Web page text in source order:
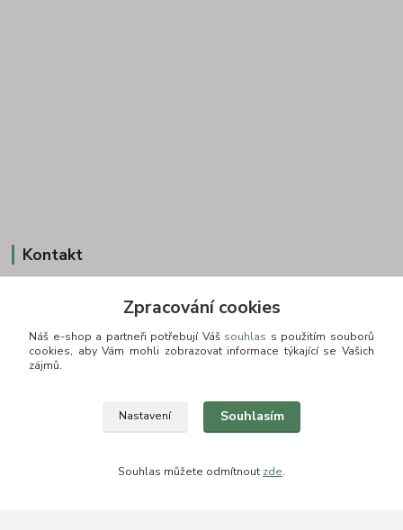
Kontakt
+420 775693830
Otevírací doba: PO-PÁ: 9:00-16:00 NUTNÁ REZERVACE
Zpracování cookies
Náš e-shop a partneři potřebují Váš souhlas s použitím souborů
cookies, aby Vám mohli zobrazovat informace týkající se Vašich
zájmů.
Nastavení Souhlasím
Souhlas můžete odmítnout zde.